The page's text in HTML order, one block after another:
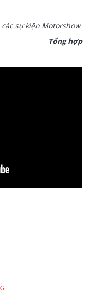
sự kiện Motorshow
Tổng hợp